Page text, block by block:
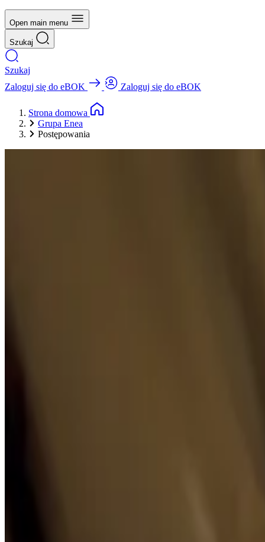
Open main menu
Szukaj
Szukaj
Zaloguj się do eBOK
Zaloguj się do eBOK
Strona domowa
Grupa Enea
Postępowania